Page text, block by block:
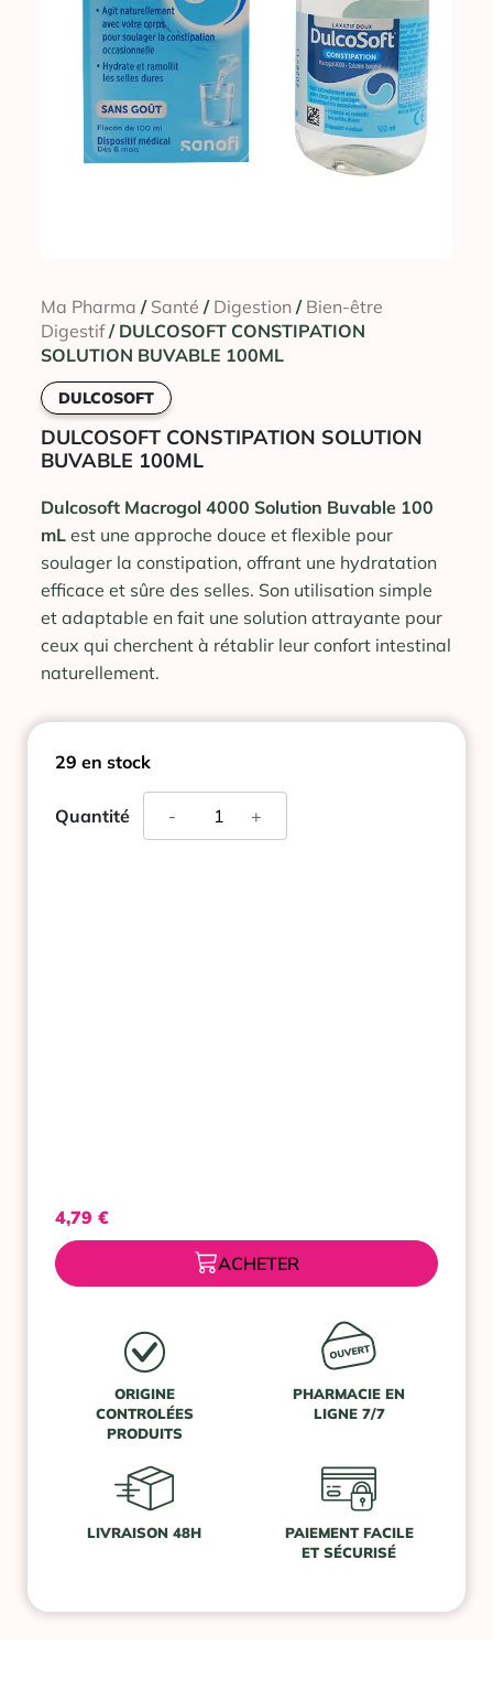
Ma Pharma / Santé / Digestion / Bien-être
Digestif/ DULCOSOFT CONSTIPATION
SOLUTION BUVABLE 100ML
DULCOSOFT
DULCOSOFT CONSTIPATION SOLUTION
BUVABLE 100ML
Dulcosoft Macrogol 4000 Solution Buvable 100
mL est une approche douce et flexible pour
soulager la constipation, offrant une hydratation
efficace et sûre des selles. Son utilisation simple
et adaptable en fait une solution attrayante pour
ceux qui cherchent à rétablir leur confort intestinal
naturellement.
29 en stock
Quantité +
quantité
-
4,79 €
ACHETER
ORIGINE
CONTROLÉES
PRODUITS
PHARMACIE EN
LIGNE 7/7
LIVRAISON 48H
PAIEMENT FACILE
ET SÉCURISÉ